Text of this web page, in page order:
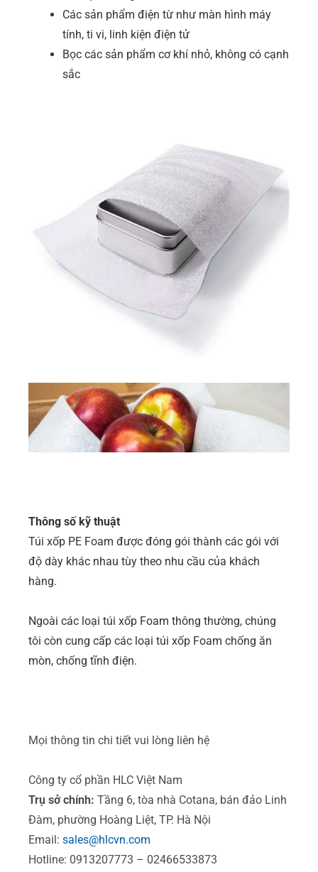
Các sản phẩm điện từ như màn hình máy
tính, ti vi, linh kiện điện tử
Bọc các sản phẩm cơ khí nhỏ, không có cạnh
sắc
Thông số kỹ thuật
Túi xốp PE Foam được đóng gói thành các gói với
độ dày khác nhau tùy theo nhu cầu của khách
hàng.
Ngoài các loại túi xốp Foam thông thường, chúng
tôi còn cung cấp các loại túi xốp Foam chống ăn
mòn, chống tĩnh điện.
Mọi thông tin chi tiết vui lòng liên hệ
Công ty cổ phần HLC Việt Nam
Trụ sở chính: Tầng 6, tòa nhà Cotana, bán đảo Linh
Đàm, phường Hoàng Liệt, TP. Hà Nội
Email: sales@hlcvn.com
Hotline: 0913207773 – 02466533873